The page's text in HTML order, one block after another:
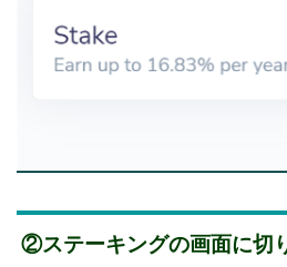
②ステーキングの画面に切